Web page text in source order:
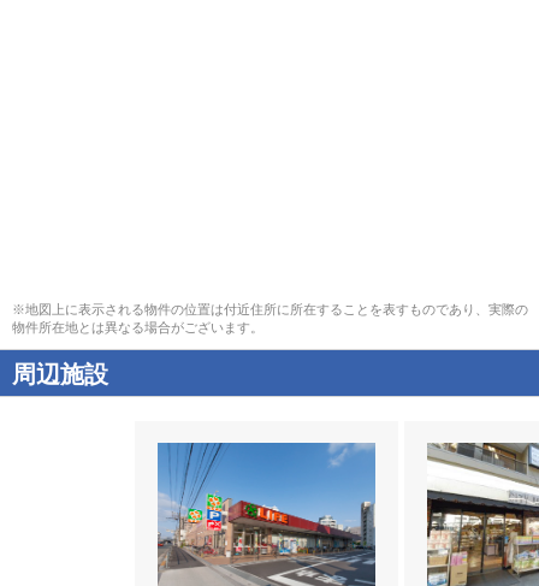
※地図上に表示される物件の位置は付近住所に所在することを表すものであり、実際の
物件所在地とは異なる場合がございます。
周辺施設